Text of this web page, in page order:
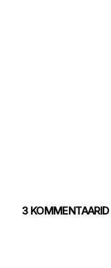
3 KOMMENTAARID